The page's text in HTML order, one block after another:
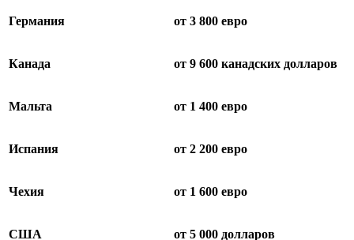
Германия от 3 800 евро
Канада от 9 600 канадских долларов
Мальта от 1 400 евро
Испания от 2 200 евро
Чехия от 1 600 евро
США от 5 000 долларов